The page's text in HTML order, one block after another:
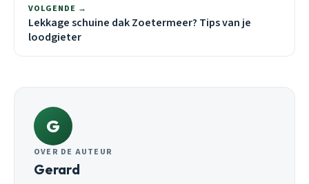
VOLGENDE →
Lekkage schuine dak Zoetermeer? Tips van je
loodgieter
G
OVER DE AUTEUR
Gerard